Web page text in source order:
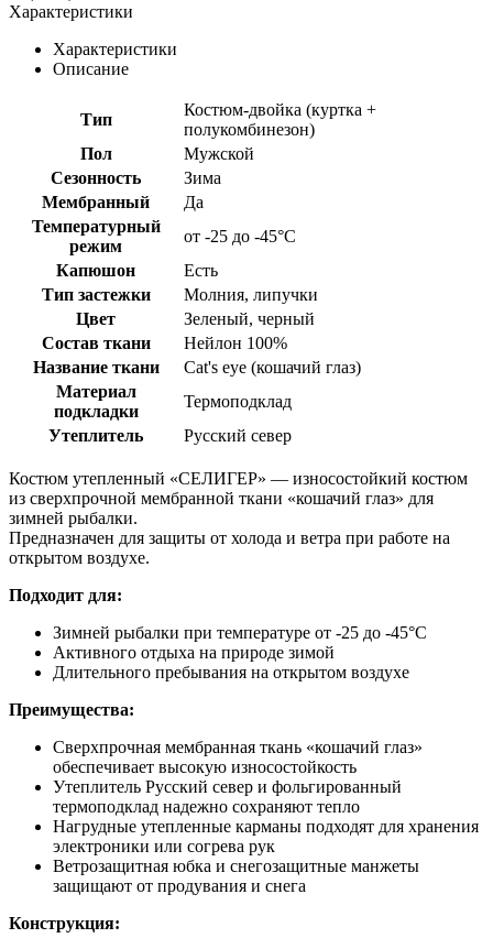
Характеристики
Характеристики
Описание
Тип
Костюм-двойка (куртка +
полукомбинезон)
Пол
Мужской
Сезонность
Зима
Мембранный
Да
Температурный
режим
от -25 до -45°C
Капюшон
Есть
Тип застежки
Молния, липучки
Цвет
Зеленый, черный
Состав ткани
Нейлон 100%
Название ткани
Cat's eye (кошачий глаз)
Материал
подкладки
Термоподклад
Утеплитель
Русский север
Костюм утепленный «СЕЛИГЕР» — износостойкий костюм
из сверхпрочной мембранной ткани «кошачий глаз» для
зимней рыбалки.
Предназначен для защиты от холода и ветра при работе на
открытом воздухе.
Подходит для:
Зимней рыбалки при температуре от -25 до -45°C
Активного отдыха на природе зимой
Длительного пребывания на открытом воздухе
Преимущества:
Сверхпрочная мембранная ткань «кошачий глаз»
обеспечивает высокую износостойкость
Утеплитель Русский север и фольгированный
термоподклад надежно сохраняют тепло
Нагрудные утепленные карманы подходят для хранения
электроники или согрева рук
Ветрозащитная юбка и снегозащитные манжеты
защищают от продувания и снега
Конструкция: